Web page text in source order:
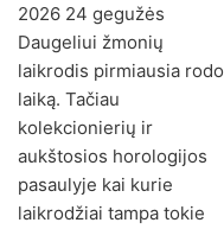
2026 24 gegužės
Daugeliui žmonių
laikrodis pirmiausia rodo
laiką. Tačiau
kolekcionierių ir
aukštosios horologijos
pasaulyje kai kurie
laikrodžiai tampa tokie